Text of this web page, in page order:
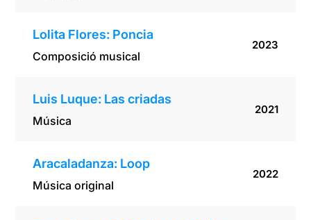
Lolita Flores: Poncia
Composició musical
2023
Luis Luque: Las criadas
Música
2021
Aracaladanza: Loop
Música original
2022